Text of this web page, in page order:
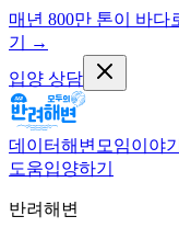
매년 800만 톤이 바
기
→
입양 상담
데이터해변 모임이야기
도움입양하기
반려해변